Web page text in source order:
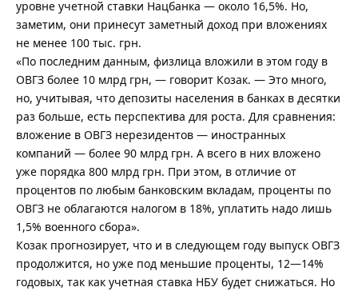
уровне учетной ставки Нацбанка — около 16,5%. Но,
заметим, они принесут заметный доход при вложениях
не менее 100 тыс. грн.
«По последним данным, физлица вложили в этом году в
ОВГЗ более 10 млрд грн, — говорит Козак. — Это много,
но, учитывая, что депозиты населения в банках в десятки
раз больше, есть перспектива для роста. Для сравнения:
вложение в ОВГЗ нерезидентов — иностранных
компаний — более 90 млрд грн. А всего в них вложено
уже порядка 800 млрд грн. При этом, в отличие от
процентов по любым банковским вкладам, проценты по
ОВГЗ не облагаются налогом в 18%, уплатить надо лишь
1,5% военного сбора».
Козак прогнозирует, что и в следующем году выпуск ОВГЗ
продолжится, но уже под меньшие проценты, 12—14%
годовых, так как учетная ставка НБУ будет снижаться. Но